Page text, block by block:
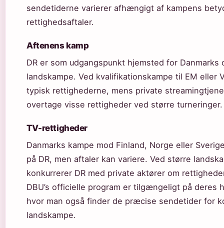
sendetiderne varierer afhængigt af kampens
rettighedsaftaler.
Aftenens kamp
DR er som udgangspunkt hjemsted for Danmarks
landskampe. Ved kvalifikationskampe til EM eller
typisk rettighederne, mens private
overtage visse rettigheder ved større turneringer.
TV-rettigheder
Danmarks kampe mod Finland, Norge eller
på DR, men aftaler kan variere. Ved større
konkurrerer DR med private aktører om
DBU’s officielle program er tilgængeligt på deres
hvor man også finder de præcise sendetider for
landskampe.